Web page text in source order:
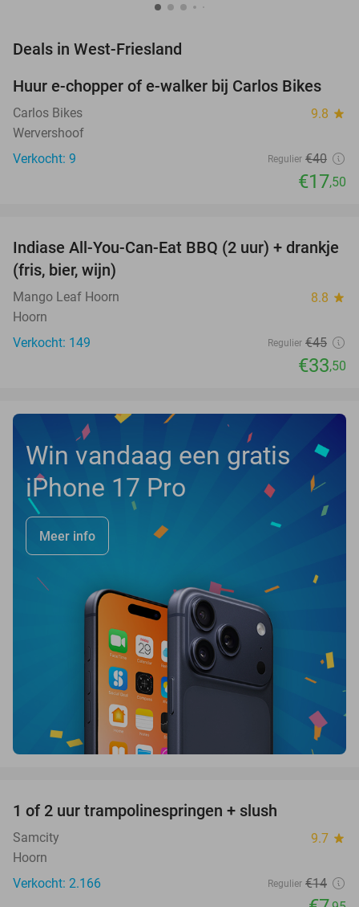
Deals in West-Friesland
56%
TODAY
Huur e-chopper of e-walker bij Carlos Bikes
Carlos Bikes 9.8 star
Wervershoof
Verkocht: 9
Regulier €40
€17,50
26%
Indiase All-You-Can-Eat BBQ (2 uur) + drankje
(fris, bier, wijn)
Mango Leaf Hoorn 8.8 star
Hoorn
Verkocht: 149
Regulier €45
€33,50
Win vandaag een gratis
iPhone 17 Pro
Meer info
1 of 2 uur trampolinespringen + slush
Samcity 9.7 star
Hoorn
Verkocht: 2.166
Regulier €14